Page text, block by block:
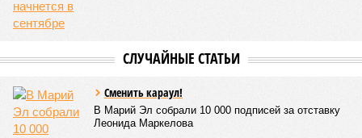
сильнейшие борцы со всех районов Чувашии; турнир
наглядно продемонстрировал динамичный и зрелищный
дисциплин на территории Чувашской Республики. Кроме
того, данное единоборство уже имеет опыт выхода на
международную арену: оно входило в программу I и II